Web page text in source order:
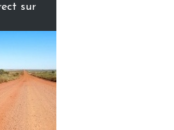
sur